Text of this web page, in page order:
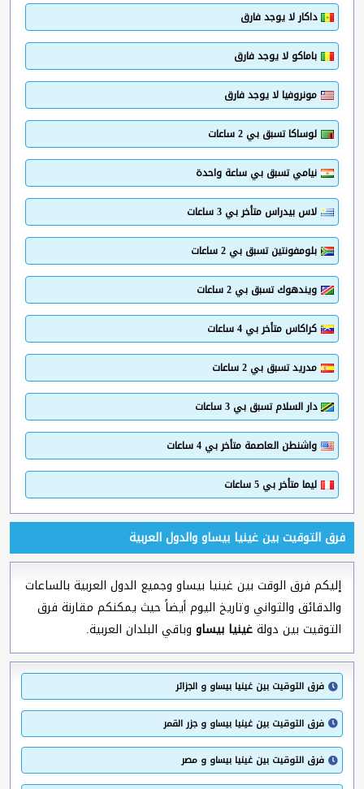
داكار لا يوجد فارق
باماكو لا يوجد فارق
مونروفيا لا يوجد فارق
لوساكا تسبق بي 2 ساعات
نيامي تسبق بي ساعة واحدة
لاس بيدراس متأخر بي 3 ساعات
بلومفونتين تسبق بي 2 ساعات
ويندهوك تسبق بي 2 ساعات
كراكاس متأخر بي 4 ساعات
مدريد تسبق بي 2 ساعات
دار السلام تسبق بي 3 ساعات
واشنطن العاصمة متأخر بي 4 ساعات
ليما متأخر بي 5 ساعات
فرق التوقيت بين غينيا بيساو والدول العربية
إليكم فرق الوقت بين غينيا بيساو وجميع الدول العربية بالساعات
والدقائق والثواني وتاريخ اليوم أيضاً حيث يمكنكم مقارنة فرق
التوقيت بين دولةغينيا بيساو وباقي البلدان العربية.
فرق التوقيت بين غينيا بيساو و الجزائر
فرق التوقيت بين غينيا بيساو و جزر القمر
فرق التوقيت بين غينيا بيساو و مصر